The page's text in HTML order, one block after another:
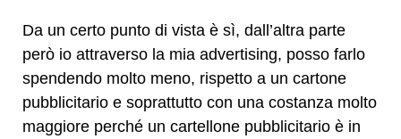
Da un certo punto di vista è sì, dall’altra parte
però io attraverso la mia advertising, posso farlo
spendendo molto meno, rispetto a un cartone
pubblicitario e soprattutto con una costanza molto
maggiore perché un cartellone pubblicitario è in